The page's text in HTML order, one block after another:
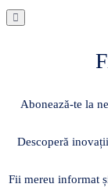
Abonează-te la
Descoperă
Fii mereu informat